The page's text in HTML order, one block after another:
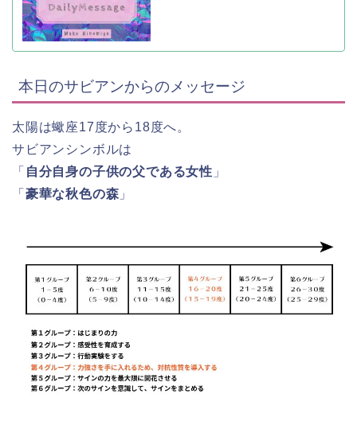
本日のサビアンからのメッセージ
太陽は蠍座17度から18度へ。
サビアンシンボルは
「 自分自身の子供の父である女性 」
「 豪華な秋色の森 」